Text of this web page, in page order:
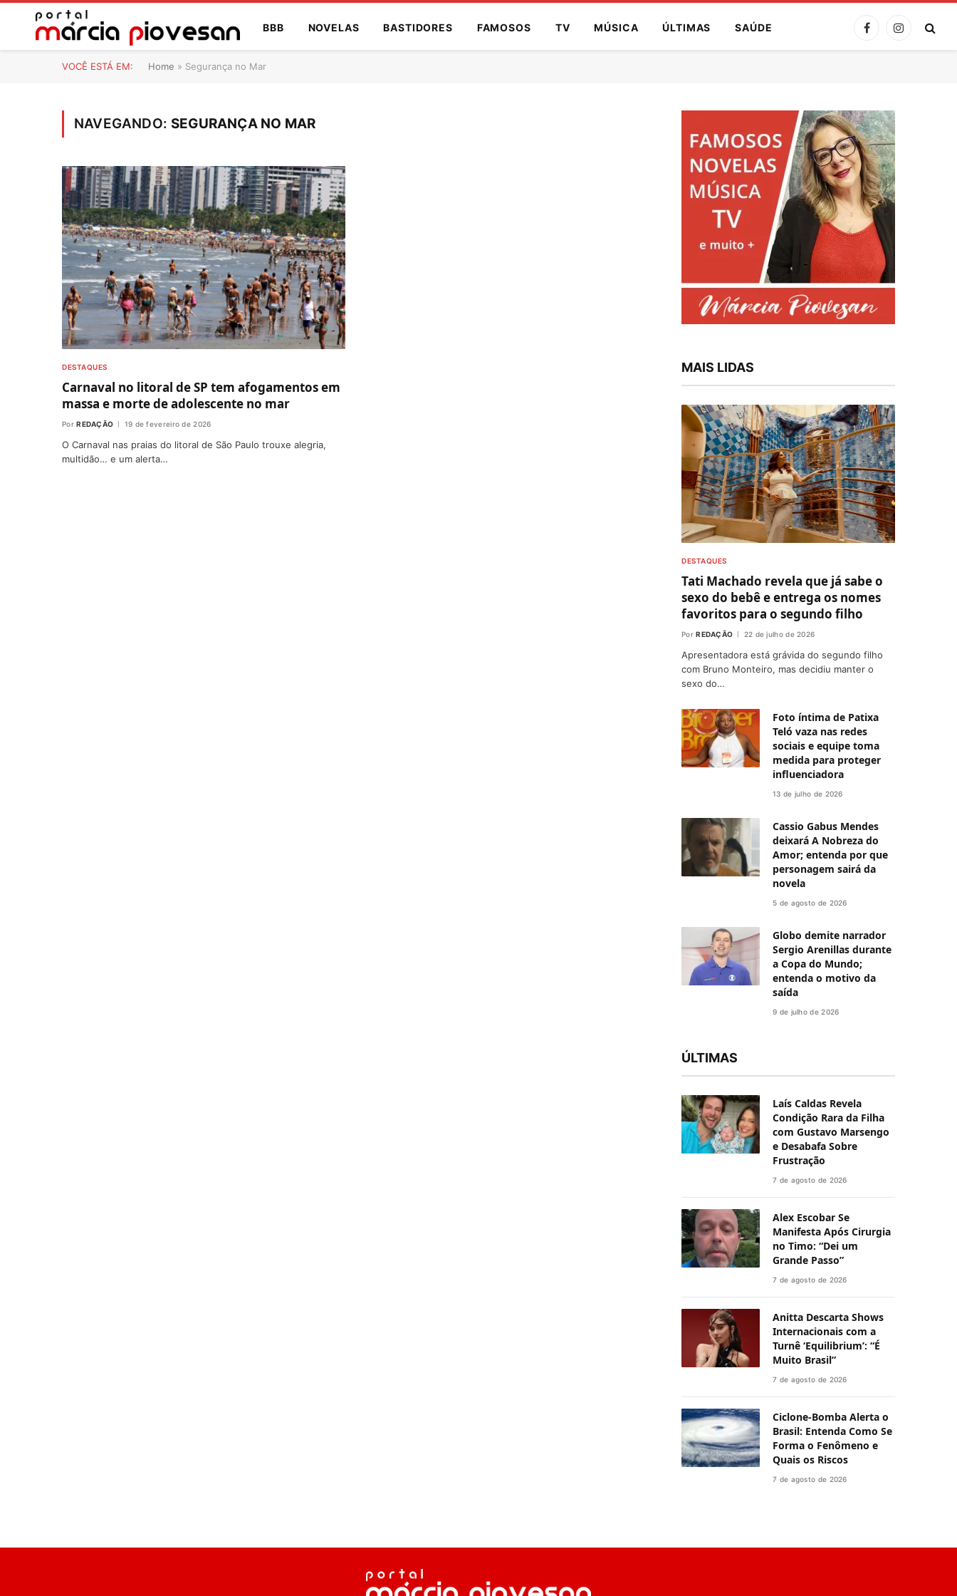
BBB NOVELAS BASTIDORES FAMOSOS TV MÚSICA ÚLTIMAS SAÚDE FacebookInstagram
VOCÊ ESTÁ EM: Home » Segurança no Mar
NAVEGANDO: SEGURANÇA NO MAR
DESTAQUES
Carnaval no litoral de SP tem afogamentos em
massa e morte de adolescente no mar
Por REDAÇÃO 19 de fevereiro de 2026
O Carnaval nas praias do litoral de São Paulo trouxe alegria,
multidão… e um alerta…
MAIS LIDAS
DESTAQUES
Tati Machado revela que já sabe o
sexo do bebê e entrega os nomes
favoritos para o segundo filho
Por REDAÇÃO 22 de julho de 2026
Apresentadora está grávida do segundo filho
com Bruno Monteiro, mas decidiu manter o
sexo do…
Foto íntima de Patixa
Teló vaza nas redes
sociais e equipe toma
medida para proteger
influenciadora
13 de julho de 2026
Cassio Gabus Mendes
deixará A Nobreza do
Amor; entenda por que
personagem sairá da
novela
5 de agosto de 2026
Globo demite narrador
Sergio Arenillas durante
a Copa do Mundo;
entenda o motivo da
saída
9 de julho de 2026
ÚLTIMAS
Laís Caldas Revela
Condição Rara da Filha
com Gustavo Marsengo
e Desabafa Sobre
Frustração
7 de agosto de 2026
Alex Escobar Se
Manifesta Após Cirurgia
no Timo: “Dei um
Grande Passo”
7 de agosto de 2026
Anitta Descarta Shows
Internacionais com a
Turnê ‘Equilibrium’: “É
Muito Brasil”
7 de agosto de 2026
Ciclone-Bomba Alerta o
Brasil: Entenda Como Se
Forma o Fenômeno e
Quais os Riscos
7 de agosto de 2026